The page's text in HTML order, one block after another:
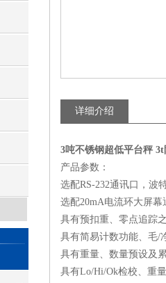
详细介绍
3吨不锈钢超低平台秤
产品参数：
选配RS-232通讯口，波
选配20mA电流环大屏幕
具有预扣重、零点追踪
具有简易计数功能、毛/
具有重量、数量预设及
具有Lo/Hi/Ok检校、重